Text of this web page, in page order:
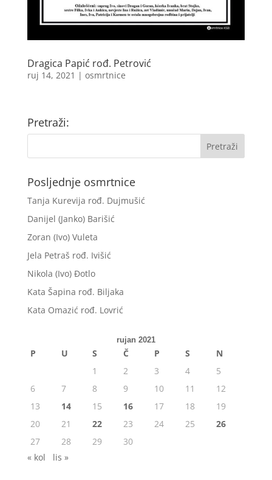
Dragica Papić rođ. Petrović
ruj 14, 2021 | osmrtnice
Pretraži:
Posljednje osmrtnice
Tanja Kurevija rođ. Dujmušić
Danijel (Janko) Barišić
Zoran (Ivo) Vuleta
Jela Petraš rođ. Ivišić
Nikola (Ivo) Đotlo
Kata Šapina rođ. Biljaka
Kata Omazić rođ. Lovrić
rujan 2021
P U S Č P S
N
1
2 3 4
5
6
7 8 9 10 11
12
13
14 15 16 17 18
19
20
21 22 23 24 25
26
27
28 29
30
« kol
lis »